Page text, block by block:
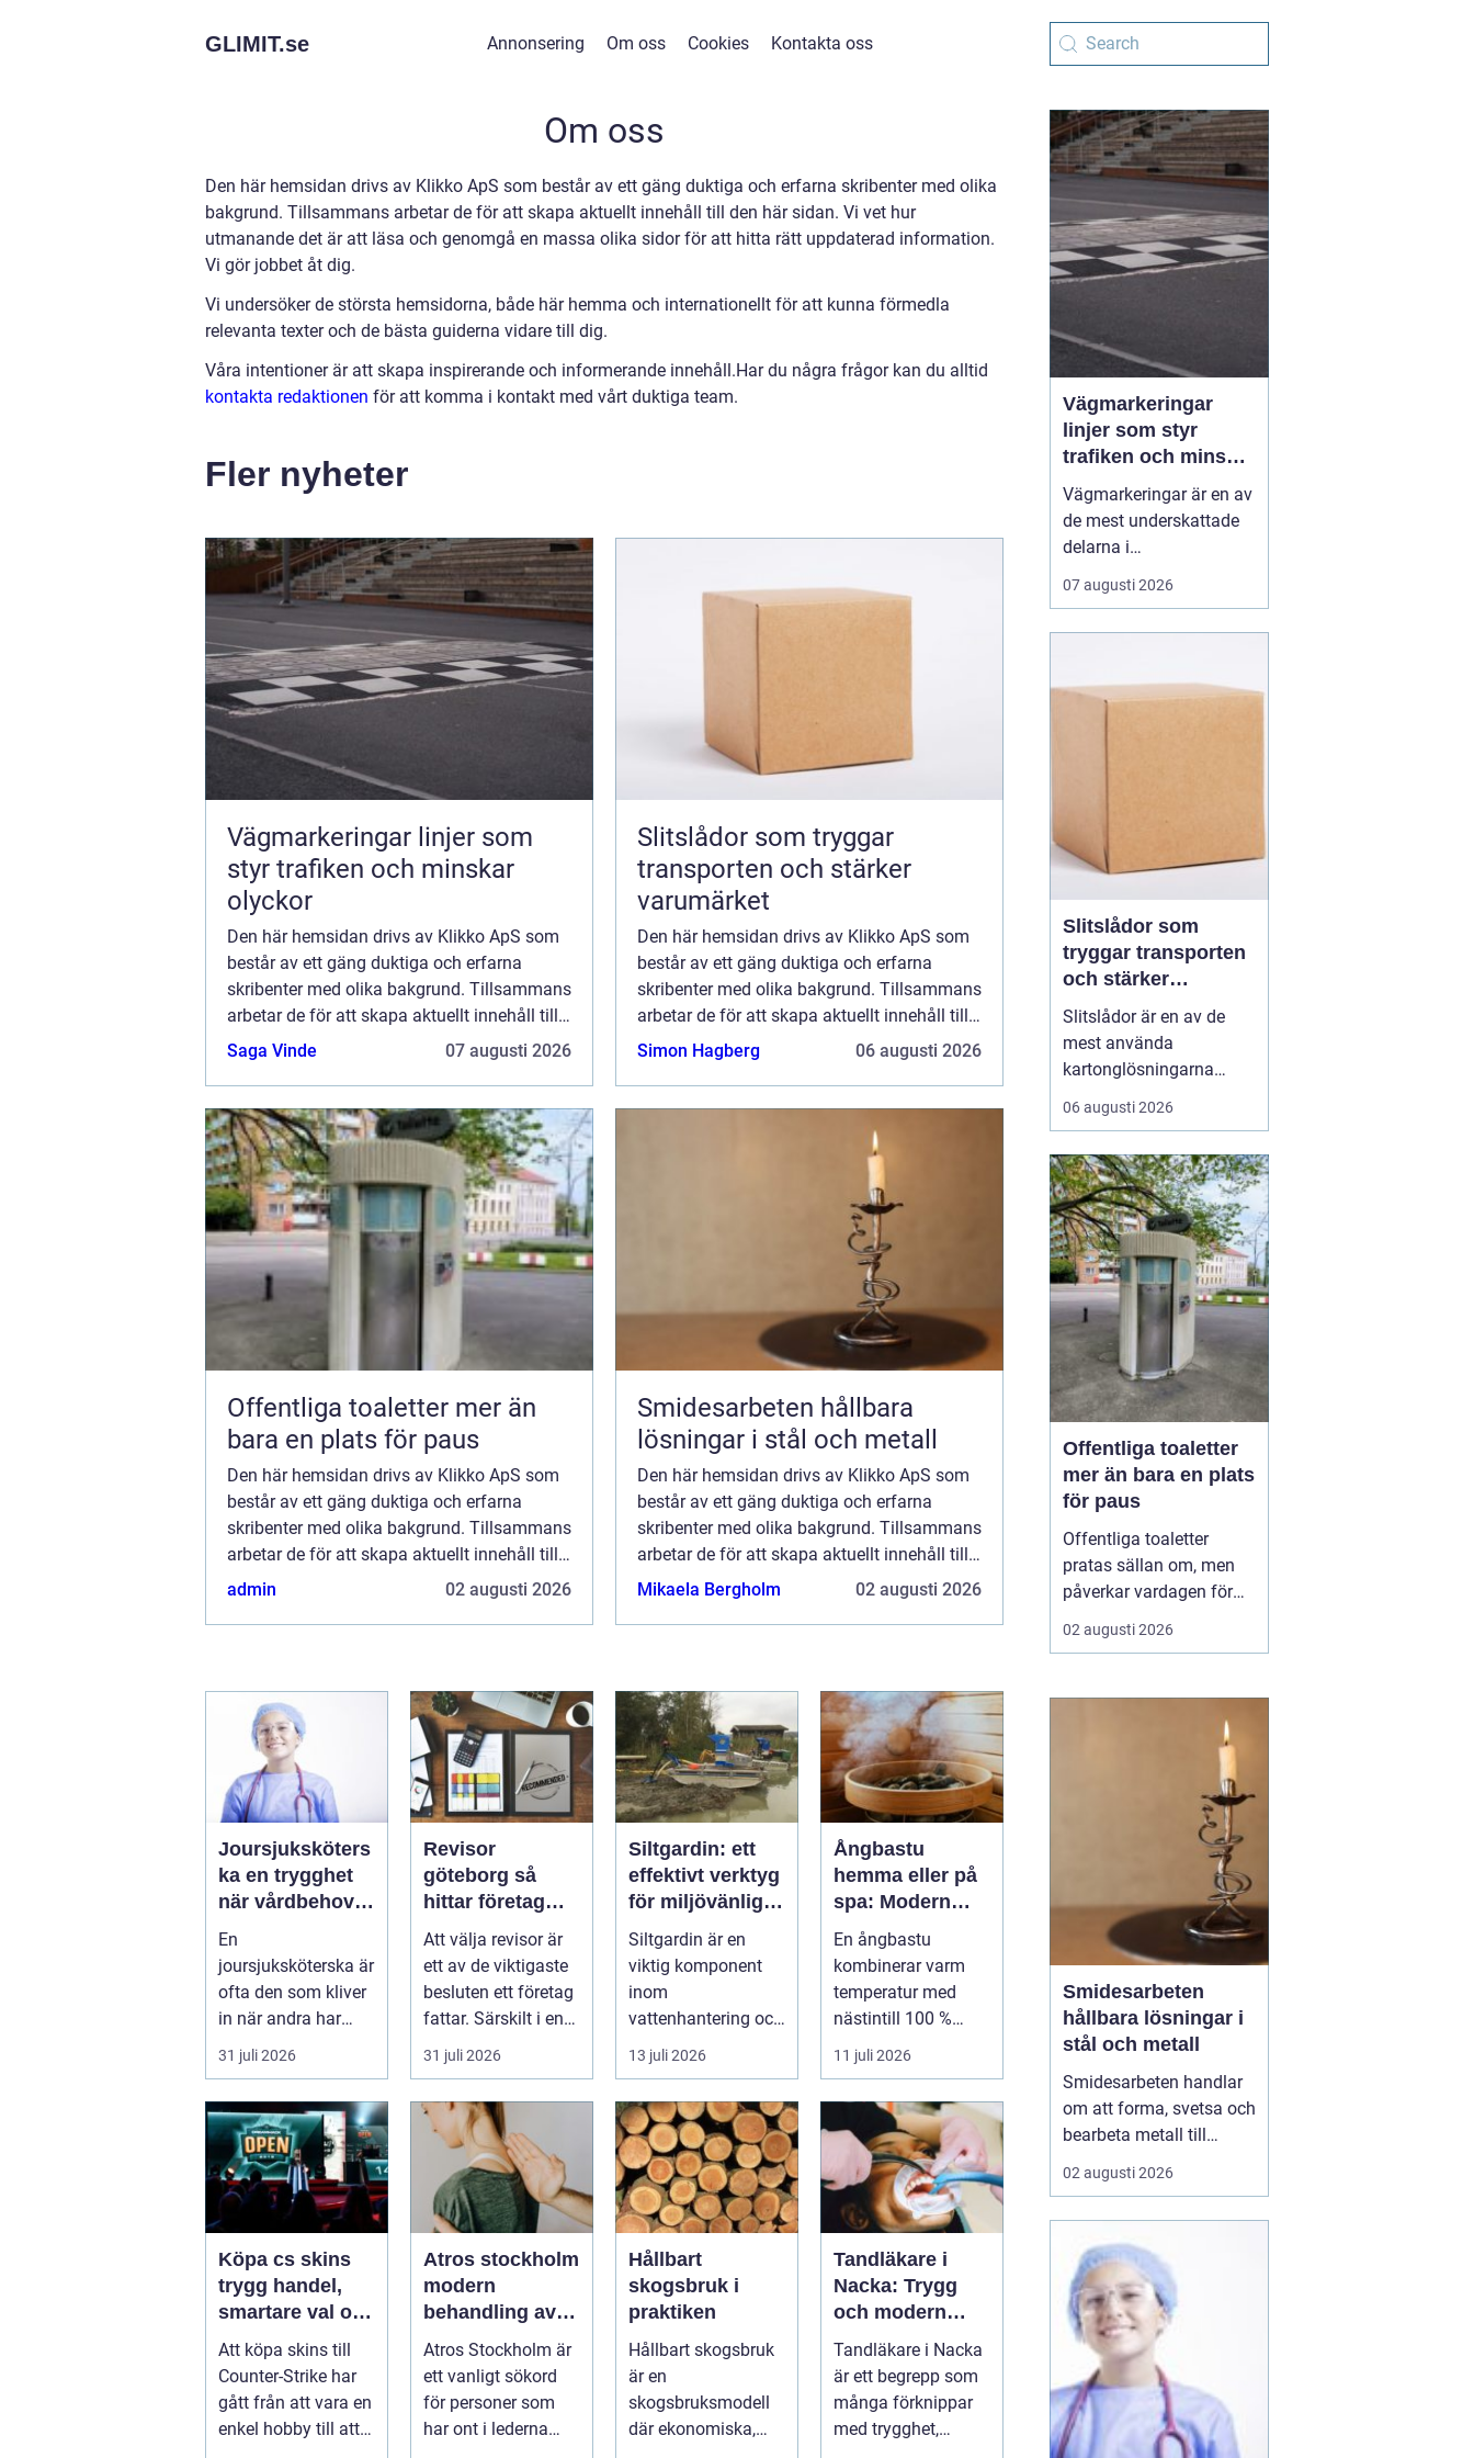
GLIMIT.se Annonsering Om oss Cookies Kontakta oss
Om oss
Den här hemsidan drivs av Klikko ApS som består av ett gäng duktiga och erfarna skribenter med olika
bakgrund. Tillsammans arbetar de för att skapa aktuellt innehåll till den här sidan. Vi vet hur
utmanande det är att läsa och genomgå en massa olika sidor för att hitta rätt uppdaterad information.
Vi gör jobbet åt dig.
Vi undersöker de största hemsidorna, både här hemma och internationellt för att kunna förmedla
relevanta texter och de bästa guiderna vidare till dig.
Våra intentioner är att skapa inspirerande och informerande innehåll.Har du några frågor kan du alltid
kontakta redaktionen för att komma i kontakt med vårt duktiga team.
Fler nyheter
Vägmarkeringar linjer som
styr trafiken och minskar
olyckor
Den här hemsidan drivs av Klikko ApS som
består av ett gäng duktiga och erfarna
skribenter med olika bakgrund. Tillsammans
arbetar de för att skapa aktuellt innehåll till
den här sidan. Vi vet hur utmanande det är
Saga Vinde 07 augusti 2026
Slitslådor som tryggar
transporten och stärker
varumärket
Den här hemsidan drivs av Klikko ApS som
består av ett gäng duktiga och erfarna
skribenter med olika bakgrund. Tillsammans
arbetar de för att skapa aktuellt innehåll till
den här sidan. Vi vet hur utmanande det är
Simon Hagberg 06 augusti 2026
Offentliga toaletter mer än
bara en plats för paus
Den här hemsidan drivs av Klikko ApS som
består av ett gäng duktiga och erfarna
skribenter med olika bakgrund. Tillsammans
arbetar de för att skapa aktuellt innehåll till
den här sidan. Vi vet hur utmanande det är
admin 02 augusti 2026
Smidesarbeten hållbara
lösningar i stål och metall
Den här hemsidan drivs av Klikko ApS som
består av ett gäng duktiga och erfarna
skribenter med olika bakgrund. Tillsammans
arbetar de för att skapa aktuellt innehåll till
den här sidan. Vi vet hur utmanande det är
Mikaela Bergholm 02 augusti 2026
Joursjuksköters
ka en trygghet
när vårdbehov
uppstår dygnet
runt
En
joursjuksköterska är
ofta den som kliver
in när andra har
gått hem för dagen.
Under sena
kvällar,...
31 juli 2026
Revisor
göteborg så
hittar företag
rätt partner för
trygg tillväxt
Att välja revisor är
ett av de viktigaste
besluten ett företag
fattar. Särskilt i en
företagsintensi...
31 juli 2026
Siltgardin: ett
effektivt verktyg
för miljövänlig
vattenhantering
Siltgardin är en
viktig komponent
inom
vattenhantering och
miljöskydd, särskilt i
verksamheter som
i...
13 juli 2026
Ångbastu
hemma eller på
spa: Modern
återhämtning
med uråldrig
logik
En ångbastu
kombinerar varm
temperatur med
nästintill 100 %
luftfuktighet för att
sk...
11 juli 2026
Köpa cs skins
trygg handel,
smartare val och
bättre affärer
Att köpa skins till
Counter-Strike har
gått från att vara en
enkel hobby till att
Atros stockholm
modern
behandling av
ledbesvär i
huvudstaden
Atros Stockholm är
ett vanligt sökord
för personer som
har ont i lederna
Hållbart
skogsbruk i
praktiken
Hållbart skogsbruk
är en
skogsbruksmodell
där ekonomiska,
Tandläkare i
Nacka: Trygg
och modern
tandvård nära
dig
Tandläkare i Nacka
är ett begrepp som
många förknippar
med trygghet,
Vägmarkeringar
linjer som styr
trafiken och minskar
olyckor
Vägmarkeringar är en av
de mest underskattade
delarna i
trafiksäkerheten. De
syns överallt, men märks
Tydliga linjer hjälper
förare, cyklister och
07 augusti 2026
Slitslådor som
tryggar transporten
och stärker
varumärket
Slitslådor är en av de
mest använda
kartonglösningarna
inom transport och
logistik, och många
leverantörer som
standardpack.se för att
säkra både kvalitet och
flexibilitet. En s...
06 augusti 2026
Offentliga toaletter
mer än bara en plats
för paus
Offentliga toaletter
pratas sällan om, men
påverkar vardagen för
nästan alla. När en stad,
park eller reseknut
toaletter begränsas
funktionsnedsättning
och långväga resenäre...
02 augusti 2026
Smidesarbeten
hållbara lösningar i
stål och metall
Smidesarbeten handlar
om att forma, svetsa och
bearbeta metall till
starka och hållbara
konstruktioner. Det kan
trappor till stora
stålkonstruktioner i
industrin. När smidet
utförs rätt får du
produkter som håller
länge, tål...
02 augusti 2026